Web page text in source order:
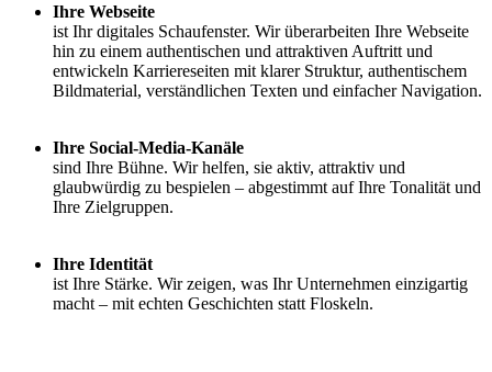
Ihre Webseite
ist Ihr digitales Schaufenster. Wir überarbeiten Ihre Webseite
hin zu einem authentischen und attraktiven Auftritt und
entwickeln Karriereseiten mit klarer Struktur, authentischem
Bildmaterial, verständlichen Texten und einfacher Navigation.
Ihre Social-Media-Kanäle
sind Ihre Bühne. Wir helfen, sie aktiv, attraktiv und
glaubwürdig zu bespielen – abgestimmt auf Ihre Tonalität und
Ihre Zielgruppen.
Ihre Identität
ist Ihre Stärke. Wir zeigen, was Ihr Unternehmen einzigartig
macht – mit echten Geschichten statt Floskeln.